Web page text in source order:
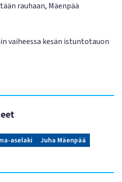
rauhaan, Mäenpää
vaiheessa kesän istuntotauon
aselaki
Juha Mäenpää